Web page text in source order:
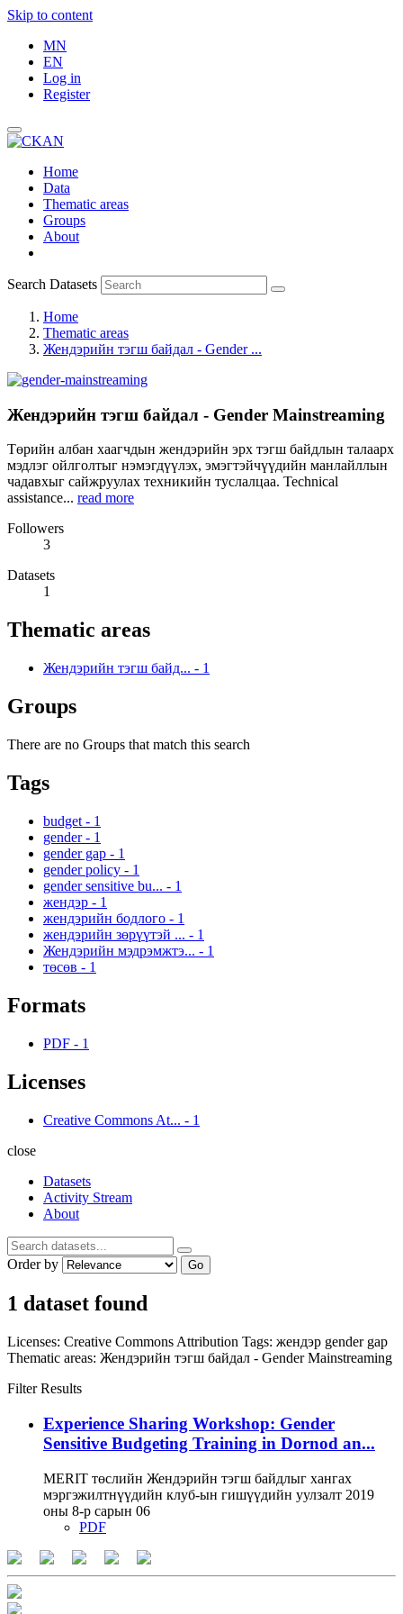
Skip to content
MN
EN
Log in
Register
Home
Data
Thematic areas
Groups
About
Search Datasets
Home
Thematic areas
Жендэрийн тэгш байдал - Gender ...
Жендэрийн тэгш байдал - Gender Mainstreaming
Төрийн албан хаагчдын жендэрийн эрх тэгш байдлын талаарх
мэдлэг ойлголтыг нэмэгдүүлэх, эмэгтэйчүүдийн манлайллын
чадавхыг сайжруулах техникийн туслалцаа. Technical
assistance... read more
Followers
3
Datasets
1
Thematic areas
Жендэрийн тэгш байд... - 1
Groups
There are no Groups that match this search
Tags
budget - 1
gender - 1
gender gap - 1
gender policy - 1
gender sensitive bu... - 1
жендэр - 1
жендэрийн бодлого - 1
жендэрийн зөрүүтэй ... - 1
Жендэрийн мэдрэмжтэ... - 1
төсөв - 1
Formats
PDF - 1
Licenses
Creative Commons At... - 1
close
Datasets
Activity Stream
About
Order by Go
1 dataset found
Licenses: Creative Commons Attribution Tags: жендэр gender gap
Thematic areas: Жендэрийн тэгш байдал - Gender Mainstreaming
Filter Results
Experience Sharing Workshop: Gender
Sensitive Budgeting Training in Dornod an...
MERIT төслийн Жендэрийн тэгш байдлыг хангах
мэргэжилтнүүдийн клуб-ын гишүүдийн уулзалт 2019
оны 8-р сарын 06
PDF